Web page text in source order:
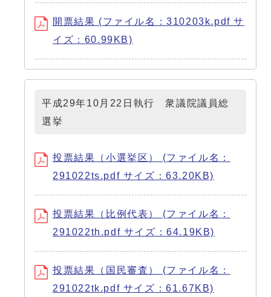
開票結果 (ファイル名：310203k.pdf サ
イズ：60.99KB)
平成29年10月22日執行 衆議院議員総
選挙
投票結果（小選挙区） (ファイル名：
291022ts.pdf サイズ：63.20KB)
投票結果（比例代表） (ファイル名：
291022th.pdf サイズ：64.19KB)
投票結果（国民審査） (ファイル名：
291022tk.pdf サイズ：61.67KB)